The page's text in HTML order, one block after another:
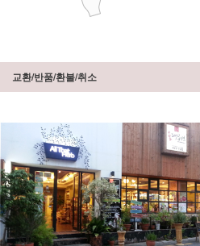
교환/반품/환불/취소